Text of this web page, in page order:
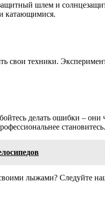
шлем и
катающимися.
свои техники.
делать ошибки –
становитесь.
лыжами? Следуйте